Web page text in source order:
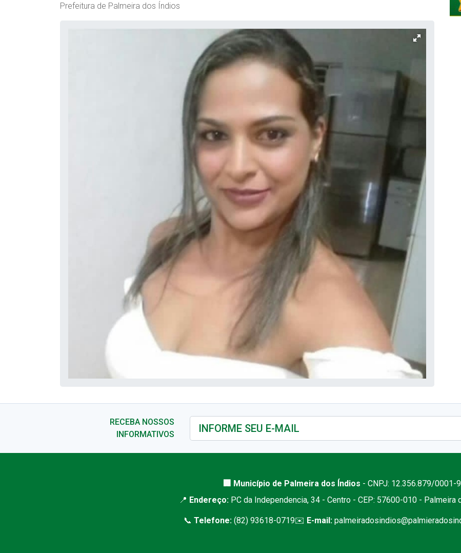
Prefeitura de Palmeira dos Índios
RECEBA NOSSOS
INFORMATIVOS
🏢 Município de Palmeira dos Índios - CNPJ: 12.356.879/0001-
📍 Endereço: PC da Independencia, 34 - Centro - CEP: 57600-010 -
📞 Telefone:(82) 93618-0719✉️ E-mail: